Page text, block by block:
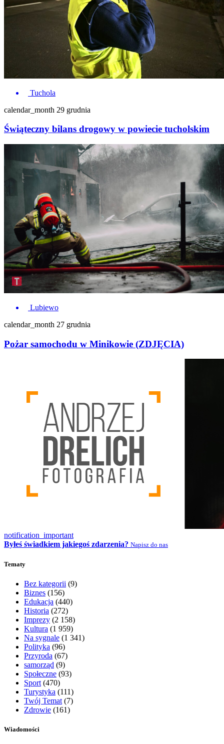
Tuchola
calendar_month 29 grudnia
Świąteczny bilans drogowy w powiecie tucholskim
Lubiewo
calendar_month 27 grudnia
Pożar samochodu w Minikowie (ZDJĘCIA)
notification_important
Byłeś świadkiem jakiegoś zdarzenia? Napisz do nas
Tematy
Bez kategorii (9)
Biznes (156)
Edukacja (440)
Historia (272)
Imprezy (2 158)
Kultura (1 959)
Na sygnale (1 341)
Polityka (96)
Przyroda (67)
samorząd (9)
Społeczne (93)
Sport (470)
Turystyka (111)
Twój Temat (7)
Zdrowie (161)
Wiadomości